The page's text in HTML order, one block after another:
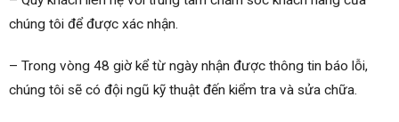
chúng tôi để được xác nhận.
– Trong vòng 48 giờ kể từ ngày nhận được thông tin báo lỗi,
chúng tôi sẽ có đội ngũ kỹ thuật đến kiểm tra và sửa chữa.